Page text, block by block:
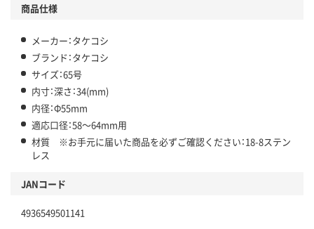
商品仕様
メーカー：タケコシ
ブランド：タケコシ
サイズ：65号
内寸：深さ：34(mm)
内径：Φ55mm
適応口径：58～64mm用
材質 ※お手元に届いた商品を必ずご確認ください：18-8ステン
レス
JANコード
4936549501141